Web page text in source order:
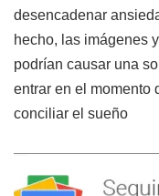
desencadenar
hecho, las imágenes
podrían causar una
entrar en el momento
conciliar el sueño